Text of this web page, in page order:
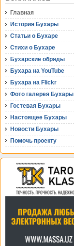
Главная
История Бухары
Статьи о Бухаре
Стихи о Бухаре
Бухарские обряды
Бухара на YouTube
Бухара на Flickr
Фото галерея Бухары
Гостевая Бухары
Настоящее Бухары
Новости Бухары
Помочь проекту